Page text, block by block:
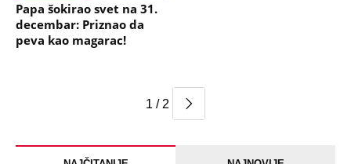
Papa šokirao svet na 31.
decembar: Priznao da
peva kao magarac!
1 / 2